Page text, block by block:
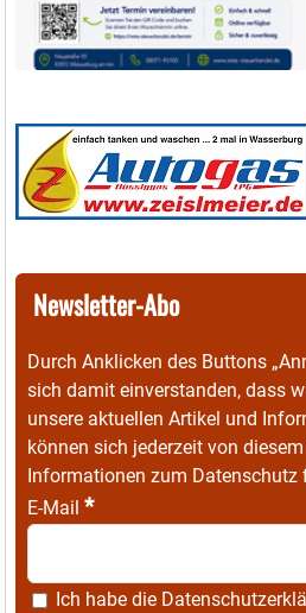
Newsletter-Abo
Durch Anklicken des Buttons
sich damit einverstanden, dass
unsere aktuellen Artikel und
können sich jederzeit von
Informationen zum Datenschutz
E-Mail *
Ich habe die